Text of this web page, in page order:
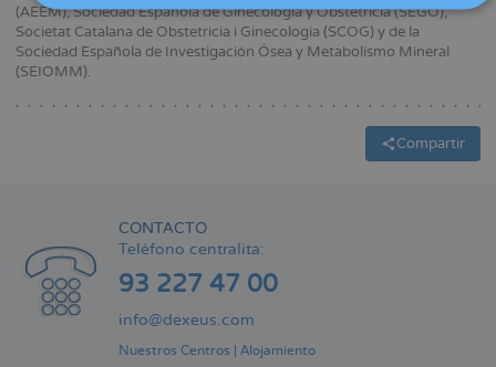
(AEEM), Sociedad Española de Ginecología y Obstetrícia (SEGO),
Societat Catalana de Obstetricia i Ginecologia (SCOG) y de la
Sociedad Española de Investigación Ósea y Metabolismo Mineral
(SEIOMM).
Compartir
CONTACTO
Teléfono centralita:
93 227 47 00
info@dexeus.com
Nuestros Centros | Alojamiento